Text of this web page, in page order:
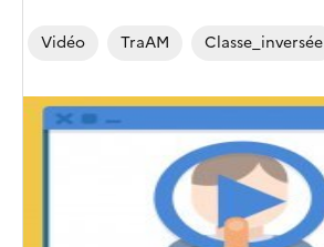
Vidéo TraAM Classe_inversée